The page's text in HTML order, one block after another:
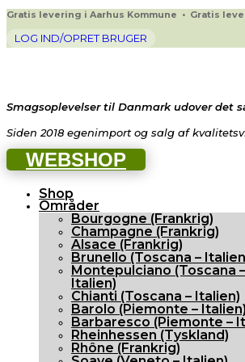
Gratis levering i Aarhus Kommune • Gratis
LOG IND/OPRET BRUGER
Smagsoplevelser til Danmark udover det
Siden 2018 egenimport og salg af
WEBSHOP
Shop
Områder
Bourgogne (Frankrig)
Champagne (Frankrig)
Alsace (Frankrig)
Brunello (Toscana –
Montepulciano (Toscana –
Italien)
Chianti (Toscana – Italien)
Barolo (Piemonte – Italien)
Barbaresco (Piemonte –
Rheinhessen (Tyskland)
Rhône (Frankrig)